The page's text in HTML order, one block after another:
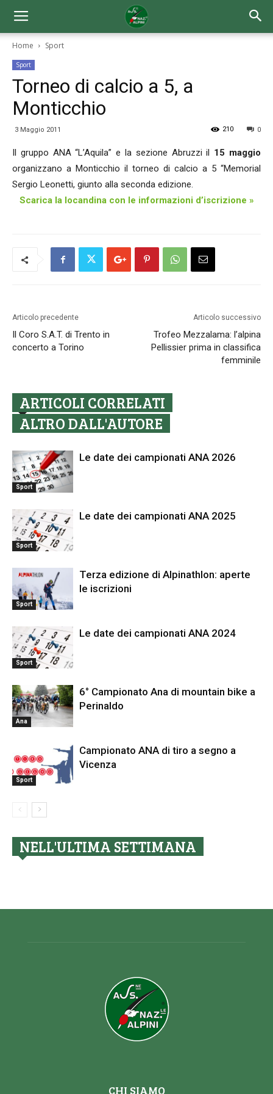
Home Sport
Sport
Torneo di calcio a 5, a
Monticchio
3 Maggio 2011 0
210
Il gruppo ANA “L’Aquila” e la sezione Abruzzi il 15 maggio
organizzano a Monticchio il torneo di calcio a 5 “Memorial
Sergio Leonetti, giunto alla seconda edizione.
Scarica la locandina con le informazioni d’iscrizione »
Articolo precedente
Il Coro S.A.T. di Trento in
concerto a Torino
Articolo successivo
Trofeo Mezzalama: l’alpina
Pellissier prima in classifica
femminile
ARTICOLI CORRELATI
ALTRO DALL'AUTORE
Sport
Le date dei campionati ANA 2026
Sport
Le date dei campionati ANA 2025
Sport
Terza edizione di Alpinathlon: aperte
le iscrizioni
Sport
Le date dei campionati ANA 2024
Ana
6° Campionato Ana di mountain bike a
Perinaldo
Sport
Campionato ANA di tiro a segno a
Vicenza
NELL'ULTIMA SETTIMANA
CHI SIAMO